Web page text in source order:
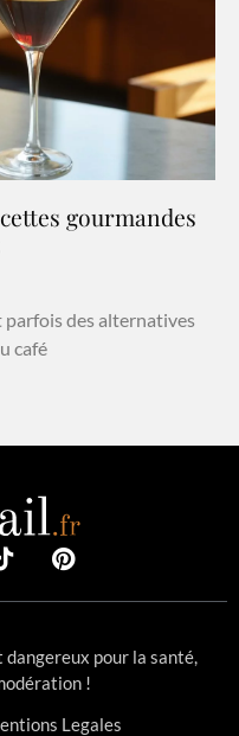
gourmandes
parfois des alternatives
café
dangereux pour la santé,
!
Legales